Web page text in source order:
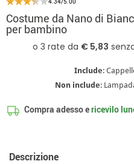
Costume da Nano di
per bambino
Include:
Non include:
Compra adesso ericevilo
Descrizione